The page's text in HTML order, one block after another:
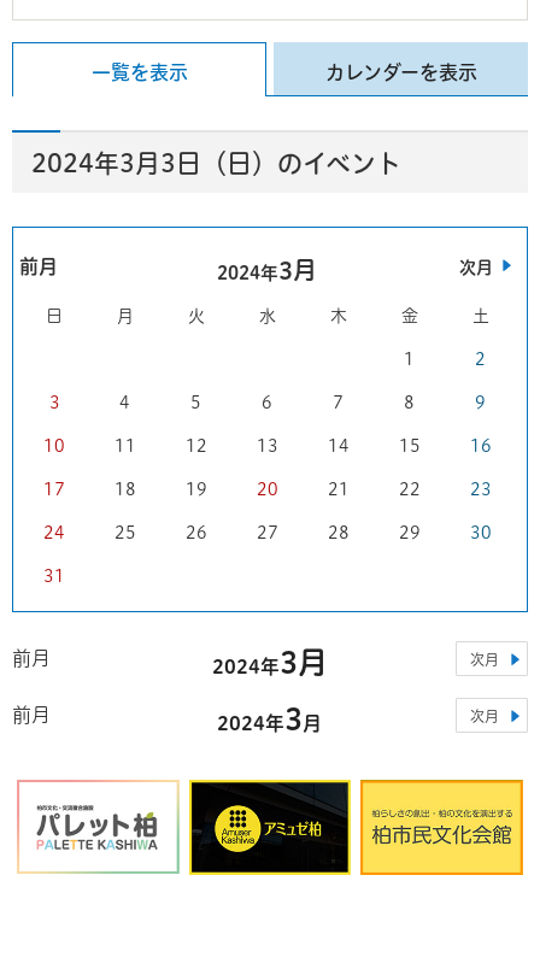
一覧を表示 カレンダーを表示
2024年3月3日（日）のイベント
前月 2024年3月 次月
日 月 火 水 木 金 土
1 2
3 4 5 6 7 8 9
10 11 12 13 14 15 16
17 18 19 20 21 22 23
24 25 26 27 28 29 30
31
前月 2024年3月 次月
前月 2024年3月 次月